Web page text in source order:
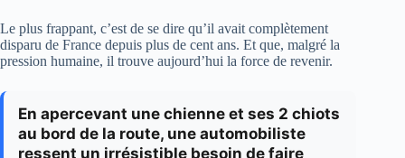
Le plus frappant, c’est de se dire qu’il avait complètement
disparu de France depuis plus de cent ans. Et que, malgré la
pression humaine, il trouve aujourd’hui la force de revenir.
En apercevant une chienne et ses 2 chiots
au bord de la route, une automobiliste
ressent un irrésistible besoin de faire